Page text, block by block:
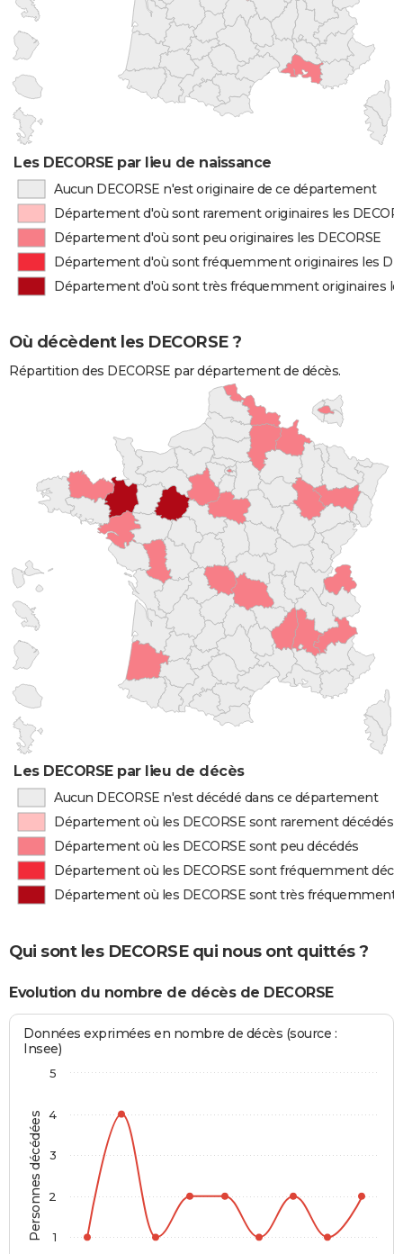
Les DECORSE par lieu de naissance
Aucun DECORSE n'est originaire de ce département
Département d'où sont rarement originaires les
Département d'où sont peu originaires les DECORSE
Département d'où sont fréquemment originaires les
Département d'où sont très fréquemment originaires
Où décèdent les DECORSE ?
Répartition des DECORSE par département de décès.
Les DECORSE par lieu de décès
Aucun DECORSE n'est décédé dans ce département
Département où les DECORSE sont rarement décédés
Département où les DECORSE sont peu décédés
Département où les DECORSE sont fréquemment
Département où les DECORSE sont très fréquemment
Qui sont les DECORSE qui nous ont quittés ?
Evolution du nombre de décès de DECORSE
Personnes décédées
Données exprimées en nombre de décès (source :
Insee)
1
2
3
4
5